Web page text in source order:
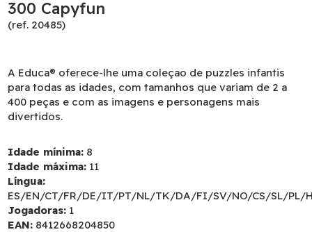
300 Capyfun
(ref. 20485)
A Educa® oferece-lhe uma coleçao de puzzles infantis
para todas as idades, com tamanhos que variam de 2 a
400 peças e com as imagens e personagens mais
divertidos.
Idade mínima: 8
Idade máxima: 11
Língua:
ES/EN/CT/FR/DE/IT/PT/NL/TK/DA/FI/SV/NO/CS/SL/PL/
Jogadoras: 1
EAN: 8412668204850